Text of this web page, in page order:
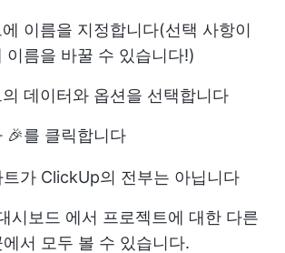
이름을 지정합니다(선택 사항이
이름을 바꿀 수 있습니다!)
데이터와 옵션을 선택합니다
🎉를 클릭합니다
가 ClickUp의 전부는 아닙니다
시보드 에서 프로젝트에 대한 다른
서 모두 볼 수 있습니다.